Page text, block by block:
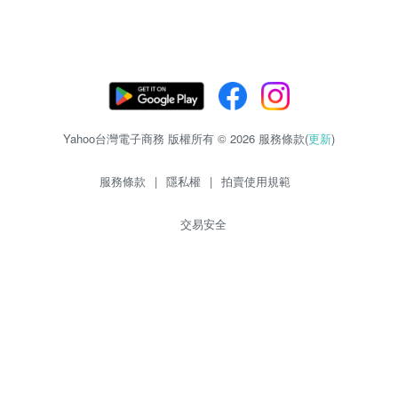
Yahoo台灣電子商務 版權所有 © 2026 服務條款(更新)
服務條款 | 隱私權 | 拍賣使用規範
交易安全